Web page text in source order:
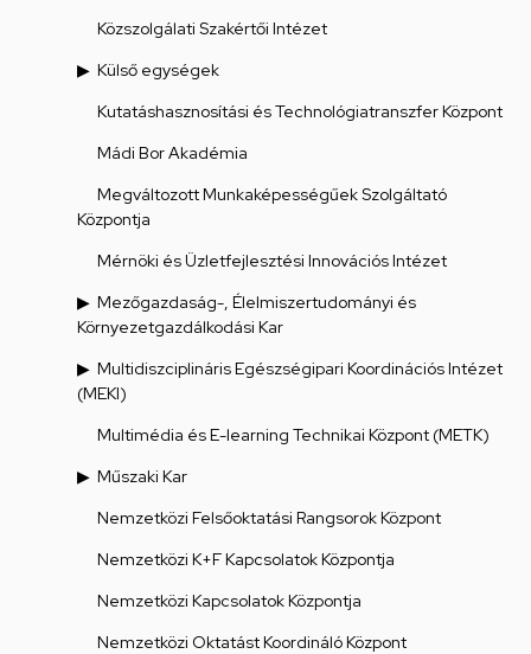
Közszolgálati Szakértői Intézet
Külső egységek
Kutatáshasznosítási és Technológiatranszfer Központ
Mádi Bor Akadémia
Megváltozott Munkaképességűek Szolgáltató
Központja
Mérnöki és Üzletfejlesztési Innovációs Intézet
Mezőgazdaság-, Élelmiszertudományi és
Környezetgazdálkodási Kar
Multidiszciplináris Egészségipari Koordinációs Intézet
(MEKI)
Multimédia és E-learning Technikai Központ (METK)
Műszaki Kar
Nemzetközi Felsőoktatási Rangsorok Központ
Nemzetközi K+F Kapcsolatok Központja
Nemzetközi Kapcsolatok Központja
Nemzetközi Oktatást Koordináló Központ